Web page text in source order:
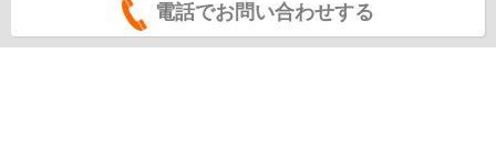
電話でお問い合わせする